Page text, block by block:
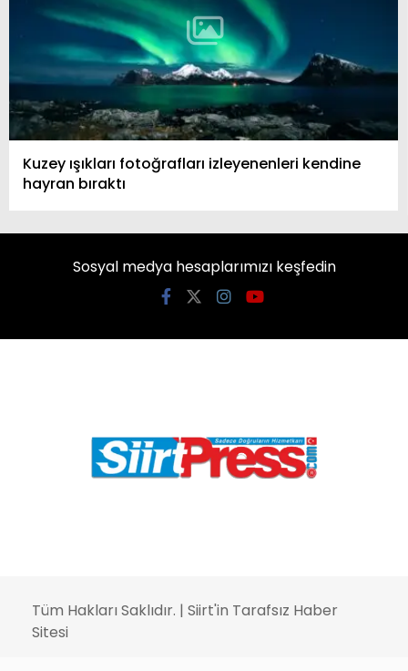
Kuzey ışıkları fotoğrafları izleyenenleri kendine
hayran bıraktı
Sosyal medya hesaplarımızı keşfedin
Tüm Hakları Saklıdır. | Siirt'in Tarafsız Haber
Sitesi